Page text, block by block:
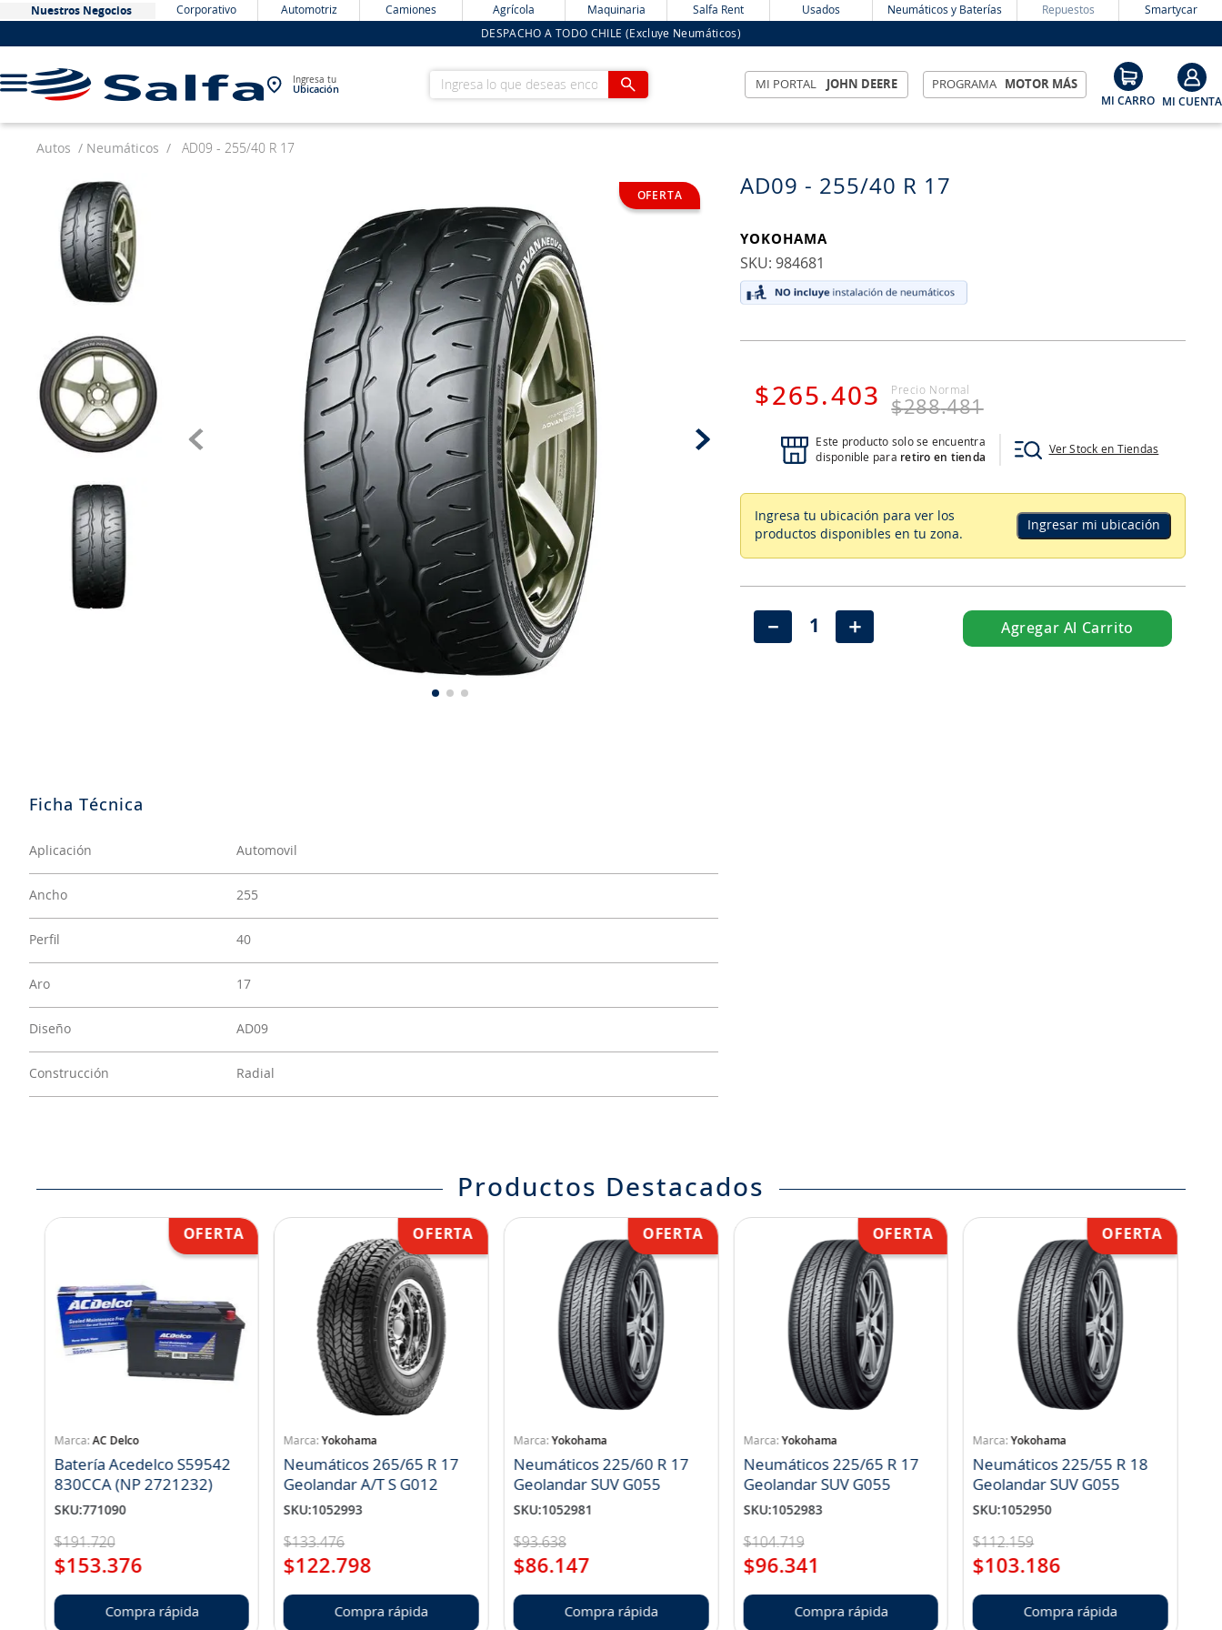
Nuestros Negocios Corporativo Automotriz Camiones Agrícola Maquinaria Salfa Rent Usados Neumáticos y Baterías Repuestos Smartycar
DESPACHO A TODO CHILE (Excluye Neumáticos)
Ingresa tu
Ubicación
Ingresa lo que deseas encontrar MI PORTAL JOHN DEERE PROGRAMA MOTOR MÁS
Autos Neumáticos AD09 - 255/40 R 17
Aplicación Automovil
Ancho 255
Perfil 40
Aro 17
Diseño AD09
Construcción Radial
AD09 - 255/40 R 17
YOKOHAMA
:984681
$265.403 $288.481
Este producto solo se encuentra
disponible para retiro en tienda
Ver Stock en Tiendas
Ingresa tu ubicación para ver los
productos disponibles en tu zona.
Ingresar mi ubicación
＋
－ Agregar Al Carrito
Productos Destacados
AC Delco
Batería Acedelco S59542
830CCA (NP 2721232)
SKU:771090
$191.720
$153.376
Compra rápida
Yokohama
Neumáticos 265/65 R 17
Geolandar A/T S G012
SKU:1052993
$133.476
$122.798
Compra rápida
Yokohama
Neumáticos 225/60 R 17
Geolandar SUV G055
SKU:1052981
$93.638
$86.147
Compra rápida
Yokohama
Neumáticos 225/65 R 17
Geolandar SUV G055
SKU:1052983
$104.719
$96.341
Compra rápida
Yokohama
Neumáticos 225/55 R 18
Geolandar SUV G055
SKU:1052950
$112.159
$103.186
Compra rápida
bateria
2.
neumáticos
3.
westlake
yokohama
6.
jockey
7.
john deere
8.
aceite
255
neumáticos 235